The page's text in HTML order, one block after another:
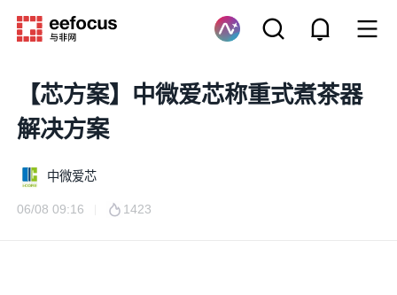
【芯方案】中微爱芯称重式煮茶器
解决方案
中微爱芯
06/08 09:16 1423